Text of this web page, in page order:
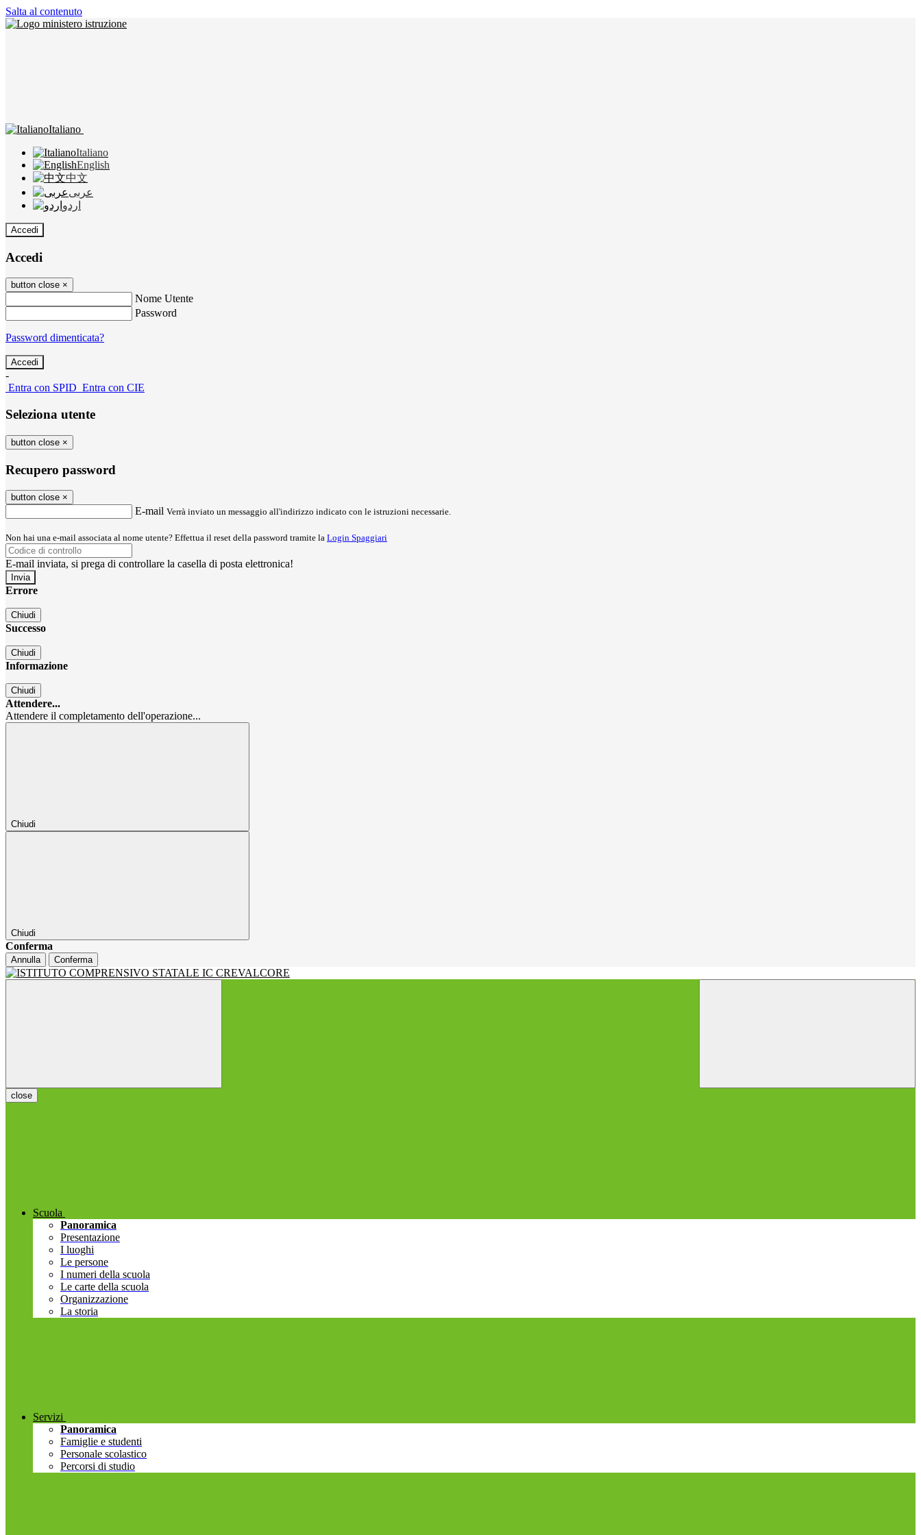
Salta al contenuto
Italiano
Italiano
English
中文
عربى
اردو
Accedi
Accedi
button close ×
Nome Utente
Password
Password dimenticata?
-
Entra con SPID Entra con CIE
Seleziona utente
button close ×
Recupero password
button close ×
E-mail Verrà inviato un messaggio all'indirizzo indicato con le istruzioni necessarie.
Non hai una e-mail associata al nome utente? Effettua il reset della password tramite la Login Spaggiari
E-mail inviata, si prega di controllare la casella di posta elettronica!
Errore
Chiudi
Successo
Chiudi
Informazione
Chiudi
Attendere...
Attendere il completamento dell'operazione...
Chiudi
Chiudi
Conferma
Annulla Conferma
close
Scuola
Panoramica
Presentazione
I luoghi
Le persone
I numeri della scuola
Le carte della scuola
Organizzazione
La storia
Servizi
Panoramica
Famiglie e studenti
Personale scolastico
Percorsi di studio